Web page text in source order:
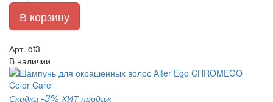
В корзину
Арт. df3
В наличии
Скидка -3% ХИТ продаж